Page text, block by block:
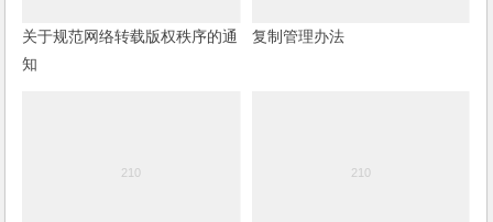
关于规范网络转载版权秩序的通
知
复制管理办法